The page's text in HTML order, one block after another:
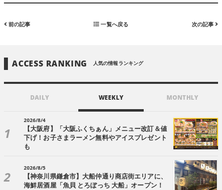
前の記事 一覧へ戻る 次の記事
ACCESS RANKING 人気の情報ランキング
DAILY WEEKLY MONTHLY
2026/8/4
【大阪府】「大阪ふくちぁん」メニュー改訂＆値
下げ！お子さまラーメン無料やアイスプレゼント
も
2026/8/5
【神奈川県鎌倉市】大船仲通り商店街エリアに、
海鮮居酒屋「魚貝 とろぼっち 大船」オープン！